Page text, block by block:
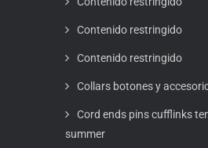
Contenido restringido
Contenido restringido
Collars botones y
Cord ends pins cufflinks
summer